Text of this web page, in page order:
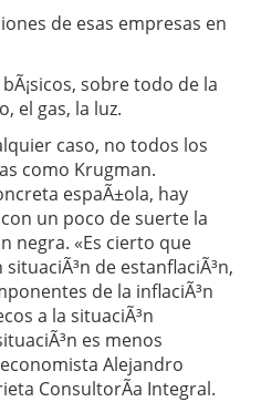
de esas empresas en
sobre todo de la
el gas, la luz.
caso, no todos los
como Krugman.
espaÃ±ola, hay
un poco de suerte la
negra. «Es cierto que
de estanflaciÃ³n,
de la inflaciÃ³n
a la situaciÃ³n
es menos
Alejandro
ConsultorÃ­a Integral.